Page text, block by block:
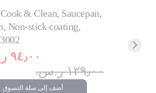
& Clean, Saucepan,
Non-stick coating,
٩٤٫٠٠ ر.س.‏
١٢٩٫٠٠ ر.س.‏
أضف إلى سلة التسوق